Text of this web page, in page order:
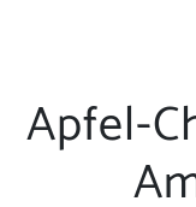
Apfel-